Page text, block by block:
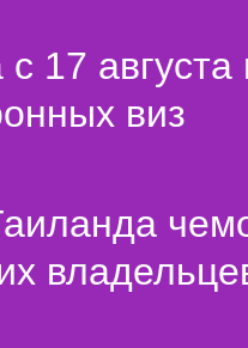
17 августа
виз